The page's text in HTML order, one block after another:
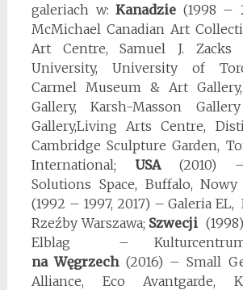
galeriach w:Kanadzie (1998 –
McMichael Canadian Art
Art Centre, Samuel J. Zacks
University, University of
Carmel Museum & Art
Gallery, Karsh-Masson
Gallery,Living Arts Centre,
Cambridge Sculpture Garden,
International; USA(2010) –
Solutions Space, Buffalo,
(1992 – 1997, 2017) – Galeria EL,
Rzeźby Warszawa; Szwecji
Elblag – Kulturcentrum
na Węgrzech(2016) – Small
Alliance, Eco Avantgarde,